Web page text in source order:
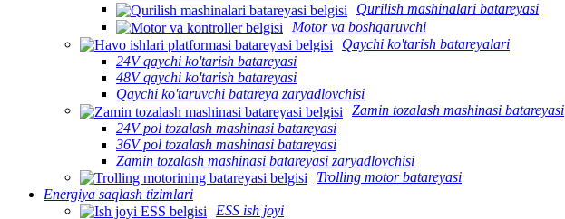
Qurilish mashinalari batareyasi
Motor va boshqaruvchi
Qaychi ko'tarish batareyalari
24V qaychi ko'tarish batareyasi
48V qaychi ko'tarish batareyasi
Qaychi ko'taruvchi batareya zaryadlovchisi
Zamin tozalash mashinasi batareyasi
24V pol tozalash mashinasi batareyasi
36V pol tozalash mashinasi batareyasi
Zamin tozalash mashinasi batareyasi zaryadlovchisi
Trolling motor batareyasi
Energiya saqlash tizimlari
ESS ish joyi